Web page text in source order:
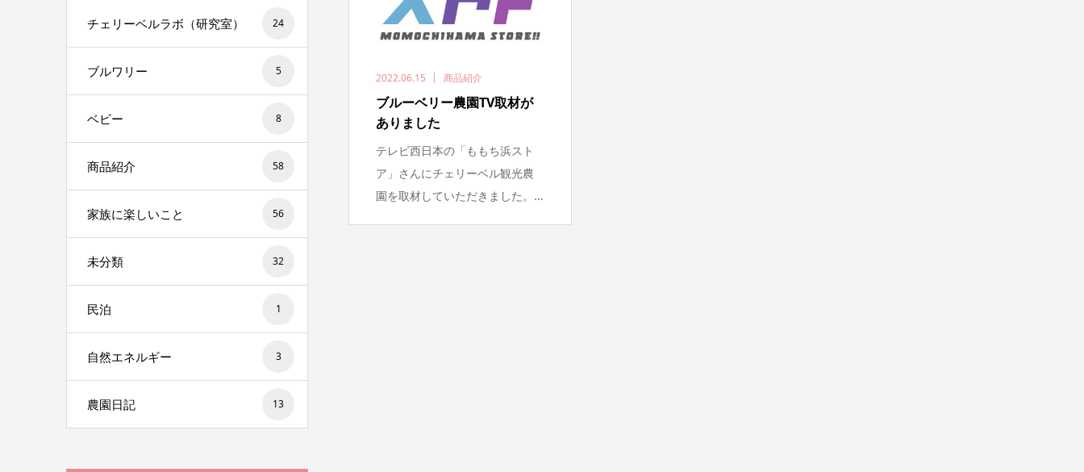
2022.06.15 商品紹介
ブルーベリー農園TV取材が
ありました
テレビ西日本の「ももち浜スト
ア」さんにチェリーベル観光農
園を取材していただきました。...
チェリーベルラボ（研究室） 24
ブルワリー 5
ベビー 8
商品紹介 58
家族に楽しいこと 56
未分類 32
民泊 1
自然エネルギー 3
農園日記 13